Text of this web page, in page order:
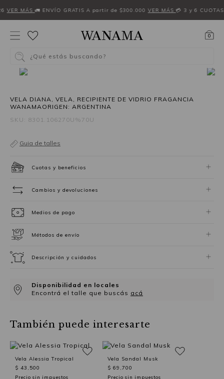
VER MÁS 🚛 ENVÍO GRATIS A partir de $300.000 VER MÁS 💳 3 y 6
0
¿Qué estás buscando?
VELA DIANA, VELA, RECIPIENTE DE VIDRIO FRAGANCIA
WANAMAORIGEN: ARGENTINA
SKU: 8301.106270U%70U
Guia de talles
Cuotas y beneficios
Cambios y devoluciones
Medios de pago
Métodos de envío
Descripción y cuidados
Disponibilidad en locales
Encontrá el talle que buscás acá
También puede interesarte
Vela Alessia Tropical
$ 43,500
Precio sin impuestos
Vela Sandal Musk
$ 69,700
Precio sin impuestos